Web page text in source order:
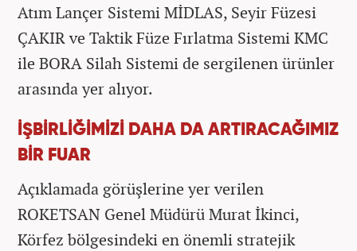
Atım Lançer Sistemi MİDLAS, Seyir Füzesi
ÇAKIR ve Taktik Füze Fırlatma Sistemi KMC
ile BORA Silah Sistemi de sergilenen ürünler
arasında yer alıyor.
İŞBİRLİĞİMİZİ DAHA DA ARTIRACAĞIMIZ
BİR FUAR
Açıklamada görüşlerine yer verilen
ROKETSAN Genel Müdürü Murat İkinci,
Körfez bölgesindeki en önemli stratejik